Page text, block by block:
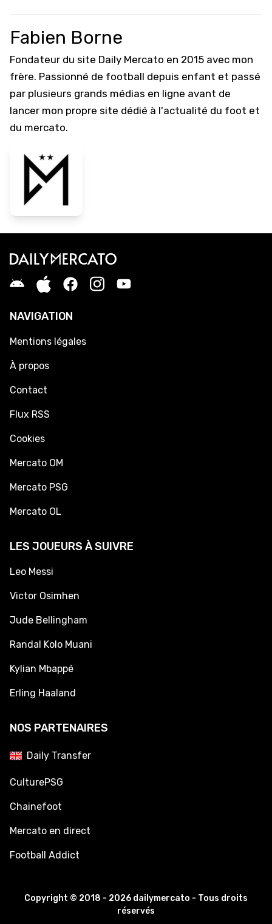
Fabien Borne
Fondateur du site Daily Mercato en 2015 avec mon
frère. Passionné de football depuis enfant et passé
par plusieurs grands médias en ligne avant de
lancer mon propre site dédié à l'actualité du foot et
du mercato.
NAVIGATION
Mentions légales
À propos
Contact
Flux RSS
Cookies
Mercato OM
Mercato PSG
Mercato OL
LES JOUEURS À SUIVRE
Leo Messi
Victor Osimhen
Jude Bellingham
Randal Kolo Muani
Kylian Mbappé
Erling Haaland
NOS PARTENAIRES
Daily Transfer
CulturePSG
Chainefoot
Mercato en direct
Football Addict
Copyright © 2018 - 2026 dailymercato - Tous droits
réservés